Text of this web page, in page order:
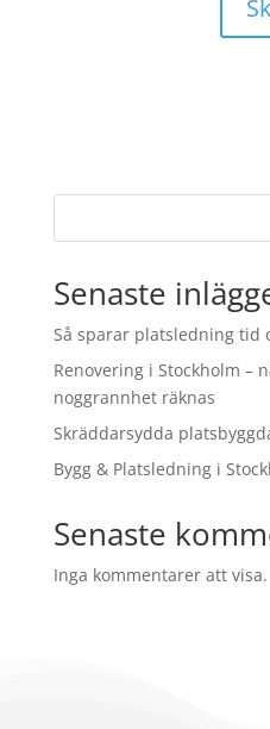
Senaste
Så sparar platsledning tid
Renovering i Stockholm –
noggrannhet räknas
Skräddarsydda
Bygg & Platsledning i
Senaste
Inga kommentarer att visa.